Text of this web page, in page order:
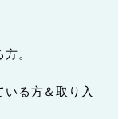
。
いる方＆取り入